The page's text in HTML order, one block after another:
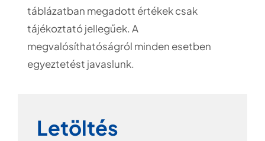
táblázatban megadott értékek csak
tájékoztató jellegűek. A
megvalósíthatóságról minden esetben
egyeztetést javaslunk.
Letöltés